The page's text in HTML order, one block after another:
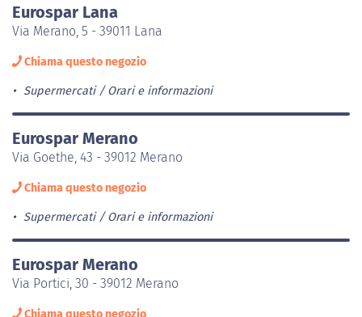
Eurospar Lana
Via Merano, 5 - 39011 Lana
Chiama questo negozio
Supermercati Orari e informazioni
Eurospar Merano
Via Goethe, 43 - 39012 Merano
Chiama questo negozio
Supermercati Orari e informazioni
Eurospar Merano
Via Portici, 30 - 39012 Merano
Chiama questo negozio